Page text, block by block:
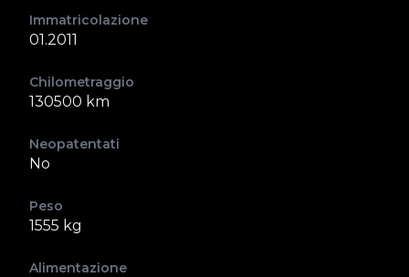
Immatricolazione
01.2011
Chilometraggio
130500 km
Neopatentati
No
Peso
1555 kg
Alimentazione